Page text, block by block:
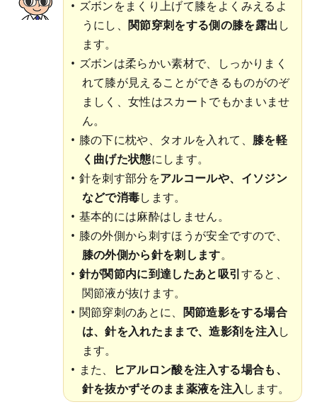
ズボンをまくり上げて膝をよくみえるよ
うにし、 関節穿刺をする側の膝を露出し
ます。
ズボンは柔らかい素材で、しっかりまく
れて膝が見えることができるものがのぞ
ましく、女性はスカートでもかまいませ
ん。
膝の下に枕や、タオルを入れて、 膝を軽
く曲げた状態にします。
針を刺す部分をアルコールや、イソジン
などで消毒します。
基本的には麻酔はしません。
膝の外側から刺すほうが安全ですので、
膝の外側から針を刺します。
針が関節内に到達したあと吸引すると、
関節液が抜けます。
関節穿刺のあとに、 関節造影をする場合
は、針を入れたままで、造影剤を注入し
ます。
また、
ヒアルロン酸を注入する場合も、
針を抜かずそのまま薬液を注入します。